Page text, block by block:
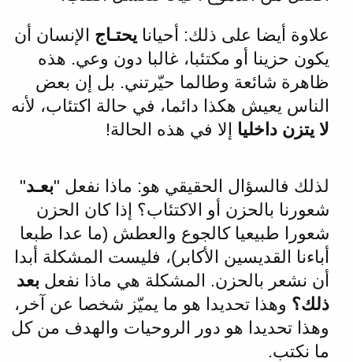
علاوة أيضا على ذلك: أحيانا يحتـاج الإنسان أن
يكون حزينا أو مكتئبا، غالبا دون وعي. هذه
ظاهرة شائعة وطالما حيّرتني. بل إن بعض
الناس يعيش هكذا دائما، في حالة اكتئاب، لأنه
لا يتزن داخليا إلا في هذه الحالة!
لذلك فالسؤال الحقيقي هو: ماذا نفعل "بعـد"
شعورنا بالحزن أو الاكتئاب؟ إذا كان الحزن
شعورا طبيعيا كالجوع والعطش (ما عدا طبعا
أباءنا القديسين الأكابر)، فليست المشكلة أبدا
أن نشعر بالحزن. المشكلة هي ماذا نفعل بعد
ذلك؟ وهذا تحديدا هو ما يميّز شخصا عن آخر،
وهذا تحديدا هو دور الروحيات والهدف من كل
ما نكتب.